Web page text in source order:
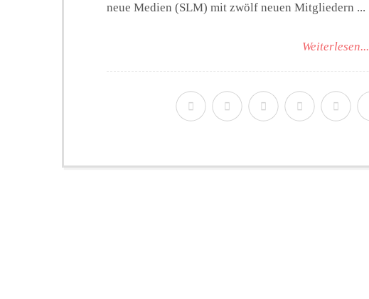
neue Medien (SLM) mit zwölf neuen Mitgliedern ...
Weiterlesen...